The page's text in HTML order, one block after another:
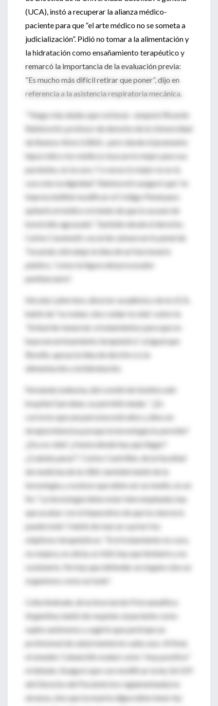
(UCA), instó a recuperar la alianza médico-
paciente para que “el arte médico no se someta a
judicialización”. Pidió no tomar a la alimentación y
la hidratación como ensañamiento terapéutico y
remarcó la importancia de la evaluación previa:
“Es mucho más difícil retirar que poner”, dijo en
referencia a la asistencia respiratoria mecánica.
“Tengo más dudas que certezas –empezó Ricardo
Rabinovich, profesor de derecho de la Universidad
de Buenos Aires (UBA)–, pero desde el juramento
hipocrático los médicos buscan lo mejor para sus
pacientes, no la cura. Y a veces lo mejor no es la
cura sino la dignidad”. Rabinovich aseguró que “es
imprescindible modificar el Código Penal para
quitarle al médico el miedo de que lo acusen de
homicidio agravado”. También desde el derecho,
Carlos Caramutti, vocal de cámara en lo penal de
Tucumán, introdujo la idea de un funcionario
público, “como la figura del procurador
penitenciario”.
Nicolás Laferriere, director académico de la UCA,
habló de “no matar, sino cuidar la vida”, sobre la
“licitud de renunciar a tratamientos para que no
haya encarnizamiento terapéutico”, al igual que
Revello, apoya la idea de decirle sí a la
alimentación y la hidratación.
Fernanda Ledesma, del comité de bioética del
hospital Garrahan, se permitió dudar: “¿Es
correcto que una persona esté años y años en
terapia intensiva porque la tecnología lo permite?
¿Eso es vida? ¿Hasta dónde hay que llegar?
¿Cuándo parar?”. Carlos Castrillón, de la facultad
de medicina de la UBA, también habló de la
tecnología, y sostuvo que debe ser un medio, no un
fin: “La tecnología debe estar bien empleada, hay
que acabar con el imperativo de que la ciencia lo
puede todo”. Habló de marcar a priori los
objetivos terapéuticos: “Si el tratamiento no cura,
no mejora, no alivia, es fútil, hay que limitarlo y no
sostenerlo. No hay que defender un órgano sino un
organismo como un todo”.
Celia Andrade, de la Asociación Psicoanalítica
Argentina, habló de respetar al paciente como
sujeto autónomo y sugirió que participe un
profesional de salud mental en cada caso. Al final,
el senador Cabanchik evaluó como “muy positivo”
el debate. Aseguró que con modificar la ley 26.529
del Derecho del Paciente (no reglamentada) no
alcanza, sino que la muerte digna debe tener ley